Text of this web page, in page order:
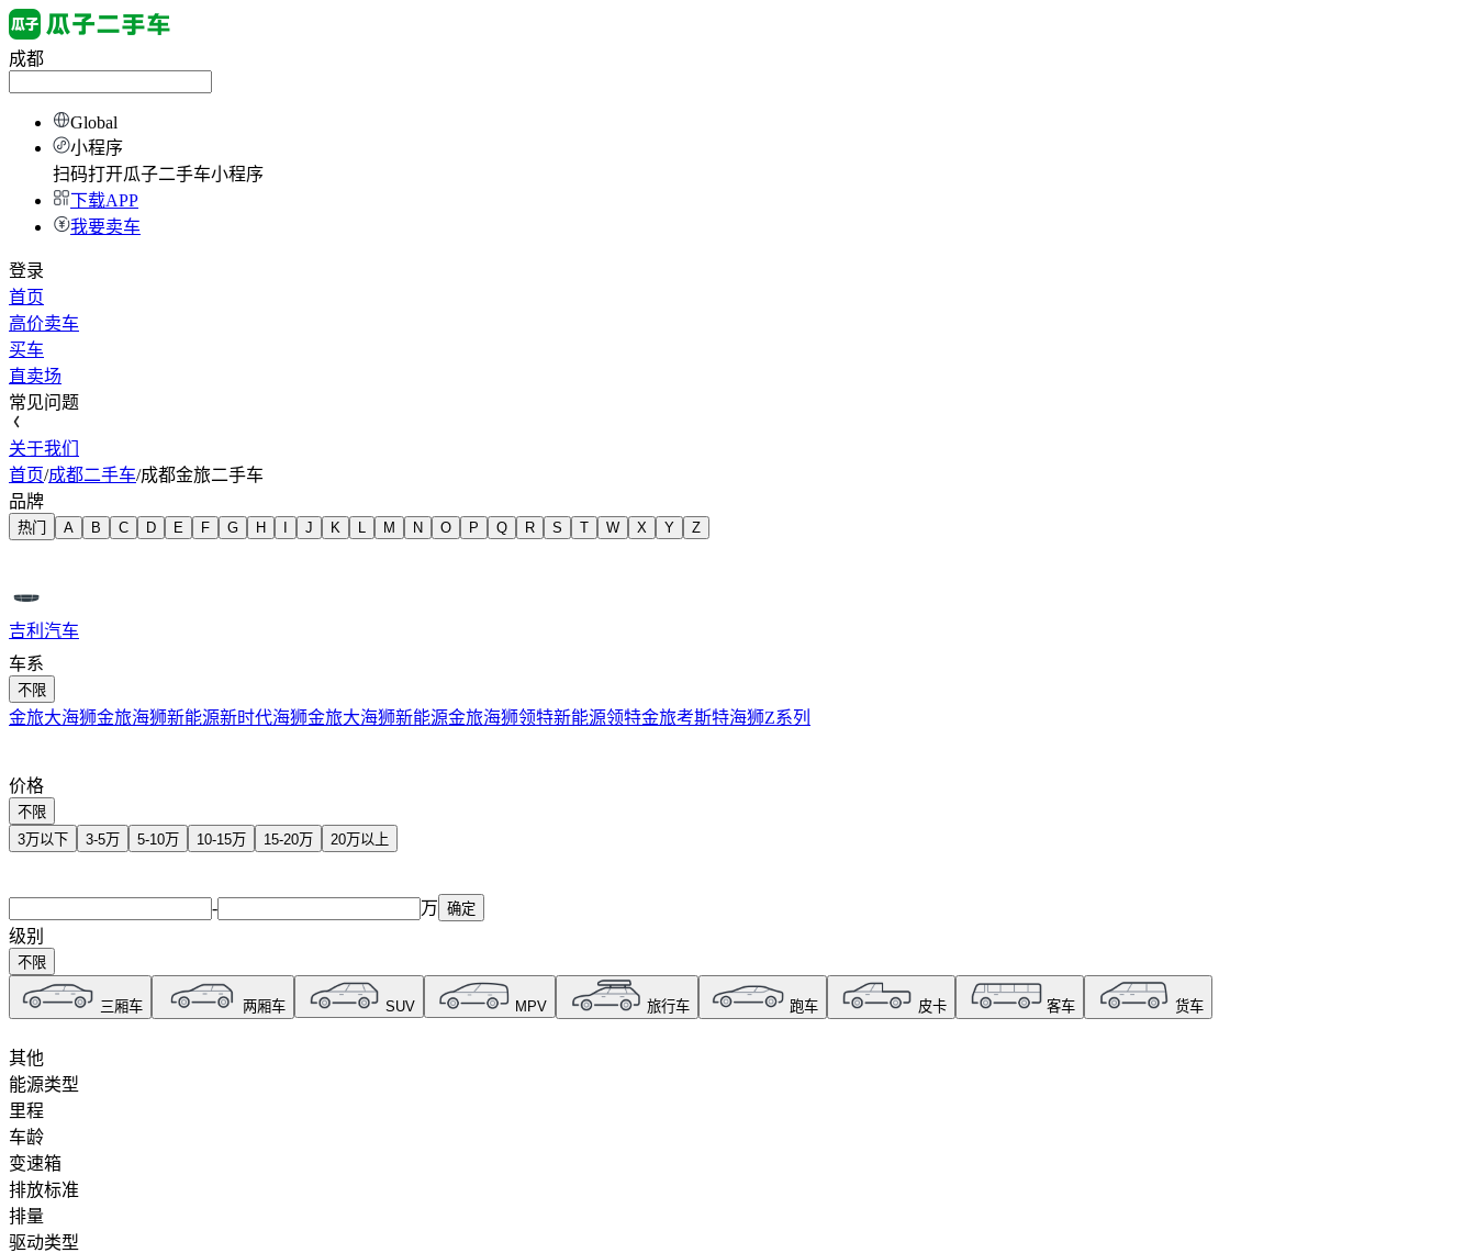
成都
Global
小程序
扫码打开瓜子二手车小程序
下载APP
我要卖车
登录
首页
高价卖车
买车
直卖场
常见问题
关于我们
首页/成都二手车/成都金旅二手车
品牌
热门 A B C D E F G H J K L M N O P Q R S T W X Y Z
吉利汽车
吉利银河
捷豹
极氪
捷达
江汽集团
江淮汽车
江铃
吉利几何
车系
不限
金旅大海狮金旅海狮新能源新时代海狮金旅大海狮新能源金旅海狮领特新能源领特金旅考斯特海狮Z系列
价格
不限
3万以下
3-5万 5-10万 10-15万 15-20万 20万以上
- 万 确定
级别
不限
三厢车 两厢车 SUV MPV 旅行车 跑车 皮卡 客车 货车
其他
能源类型
里程
车龄
变速箱
排放标准
排量
驱动类型